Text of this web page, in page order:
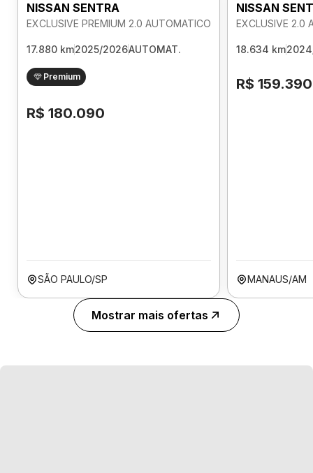
NISSAN SENTRA
EXCLUSIVE PREMIUM 2.0 AUTOMATICO
17.880 km2025/2026AUTOMAT.
Premium
R$ 180.090
SÃO PAULO/SP
NISSAN
EXCLUSIVE 2.0
18.634 km
R$ 159.390
MANAUS/AM
Mostrar mais ofertas